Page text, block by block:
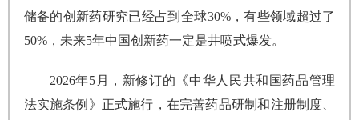
储备的创新药研究已经占到全球30%，有些领域超过了
50%，未来5年中国创新药一定是井喷式爆发。
2026年5月，新修订的《中华人民共和国药品管理
法实施条例》正式施行，在完善药品研制和注册制度、